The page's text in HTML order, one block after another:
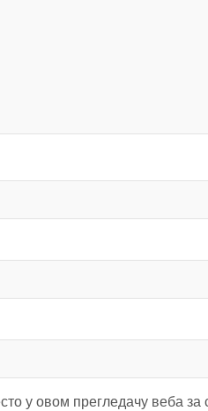
у овом прегледачу веба